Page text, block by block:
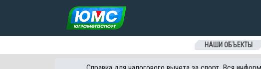
Перейти к содержанию
НАШИ ОБЪЕКТЫ